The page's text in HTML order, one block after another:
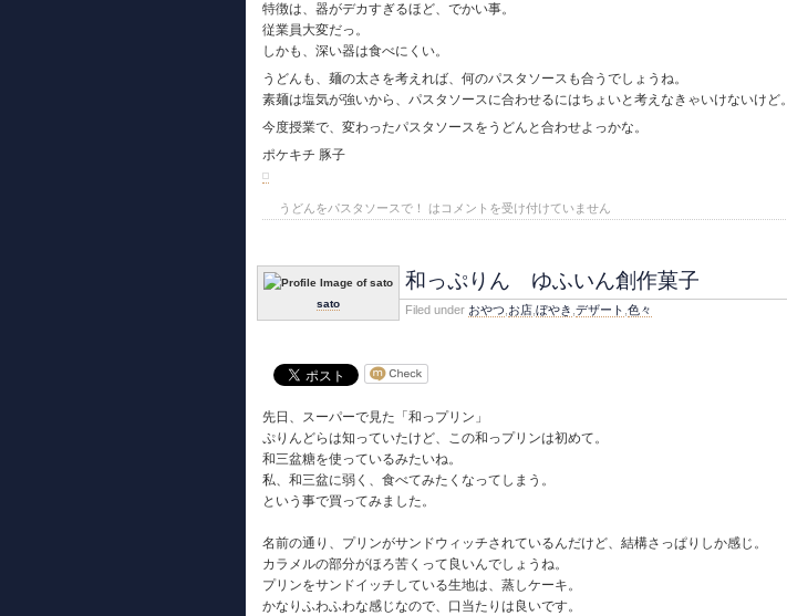
特徴は、器がデカすぎるほど、でかい事。
従業員大変だっ。
しかも、深い器は食べにくい。
うどんも、麺の太さを考えれば、何のパスタソースも合うでしょうね。
素麺は塩気が強いから、パスタソースに合わせるにはちょいと考えなきゃいけないけど。
今度授業で、変わったパスタソースをうどんと合わせよっかな。
ポケキチ 豚子
うどんをパスタソースで！ は コメントを受け付けていません
sato
和っぷりん ゆふいん創作菓子
Filed under おやつ お店 ぼやき デザート 色々
先日、スーパーで見た「和っプリン」
ぷりんどらは知っていたけど、この和っプリンは初めて。
和三盆糖を使っているみたいね。
私、和三盆に弱く、食べてみたくなってしまう。
という事で買ってみました。
名前の通り、プリンがサンドウィッチされているんだけど、結構さっぱりしか感じ。
カラメルの部分がほろ苦くって良いんでしょうね。
プリンをサンドイッチしている生地は、蒸しケーキ。
かなりふわふわな感じなので、口当たりは良いです。